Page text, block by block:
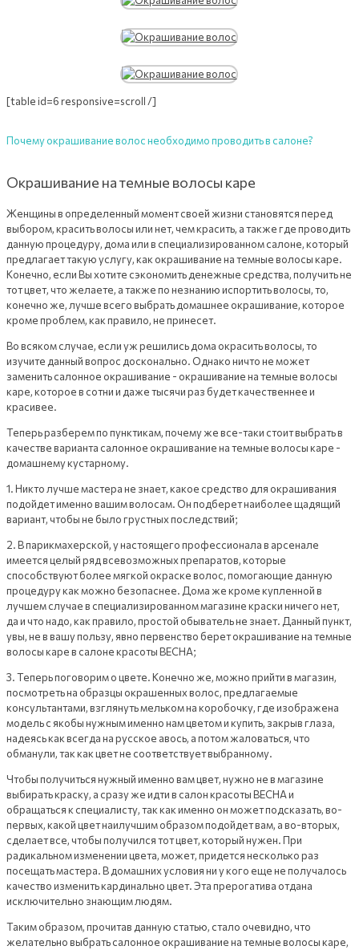
[table id=6 responsive=scroll /]
Почему окрашивание волос необходимо проводить в салоне?
Окрашивание на темные волосы каре
Женщины в определенный момент своей жизни становятся перед
выбором, красить волосы или нет, чем красить, а также где проводить
данную процедуру, дома или в специализированном салоне, который
предлагает такую услугу, как окрашивание на темные волосы каре.
Конечно, если Вы хотите сэкономить денежные средства, получить не
тот цвет, что желаете, а также по незнанию испортить волосы, то,
конечно же, лучше всего выбрать домашнее окрашивание, которое
кроме проблем, как правило, не принесет.
Во всяком случае, если уж решились дома окрасить волосы, то
изучите данный вопрос досконально. Однако ничто не может
заменить салонное окрашивание - окрашивание на темные волосы
каре, которое в сотни и даже тысячи раз будет качественнее и
красивее.
Теперь разберем по пунктикам, почему же все-таки стоит выбрать в
качестве варианта салонное окрашивание на темные волосы каре -
домашнему кустарному.
1. Никто лучше мастера не знает, какое средство для окрашивания
подойдет именно вашим волосам. Он подберет наиболее щадящий
вариант, чтобы не было грустных последствий;
2. В парикмахерской, у настоящего профессионала в арсенале
имеется целый ряд всевозможных препаратов, которые
способствуют более мягкой окраске волос, помогающие данную
процедуру как можно безопаснее. Дома же кроме купленной в
лучшем случае в специализированном магазине краски ничего нет,
да и что надо, как правило, простой обыватель не знает. Данный пункт,
увы, не в вашу пользу, явно первенство берет окрашивание на темные
волосы каре в салоне красоты ВЕСНА;
3. Теперь поговорим о цвете. Конечно же, можно прийти в магазин,
посмотреть на образцы окрашенных волос, предлагаемые
консультантами, взглянуть мельком на коробочку, где изображена
модель с якобы нужным именно нам цветом и купить, закрыв глаза,
надеясь как всегда на русское авось, а потом жаловаться, что
обманули, так как цвет не соответствует выбранному.
Чтобы получиться нужный именно вам цвет, нужно не в магазине
выбирать краску, а сразу же идти в салон красоты ВЕСНА и
обращаться к специалисту, так как именно он может подсказать, во-
первых, какой цвет наилучшим образом подойдет вам, а во-вторых,
сделает все, чтобы получился тот цвет, который нужен. При
радикальном изменении цвета, может, придется несколько раз
посещать мастера. В домашних условия ни у кого еще не получалось
качество изменить кардинально цвет. Эта прерогатива отдана
исключительно знающим людям.
Таким образом, прочитав данную статью, стало очевидно, что
желательно выбрать салонное окрашивание на темные волосы каре,